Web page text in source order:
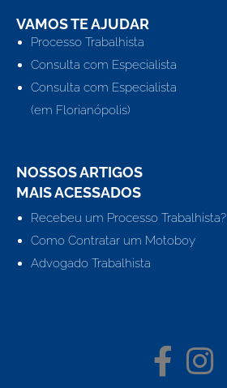
VAMOS TE AJUDAR
Processo Trabalhista
Consulta com Especialista
Consulta com Especialista
(em Florianópolis)
NOSSOS ARTIGOS
MAIS ACESSADOS
Recebeu um Processo Trabalhista?
Como Contratar um Motoboy
Advogado Trabalhista